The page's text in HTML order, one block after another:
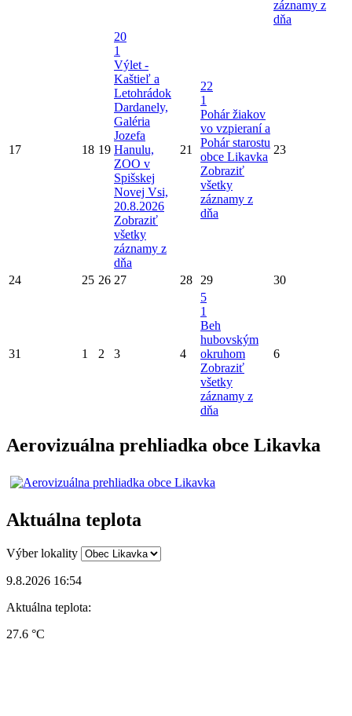
záznamy z
dňa
17 18 19
20
1
Výlet -
Kaštieľ a
Letohrádok
Dardanely,
Galéria
Jozefa
Hanulu,
ZOO v
Spišskej
Novej Vsi,
20.8.2026
Zobraziť
všetky
záznamy z
dňa
21
22
1
Pohár žiakov
vo vzpieraní a
Pohár starostu
obce Likavka
Zobraziť
všetky
záznamy z
dňa
23
24 25 26 27 28 29 30
31 1 2 3 4
5
1
Beh
hubovským
okruhom
Zobraziť
všetky
záznamy z
dňa
6
Aerovizuálna prehliadka obce Likavka
Aktuálna teplota
Výber lokality
9.8.2026 16:54
Aktuálna teplota:
27.6 °C